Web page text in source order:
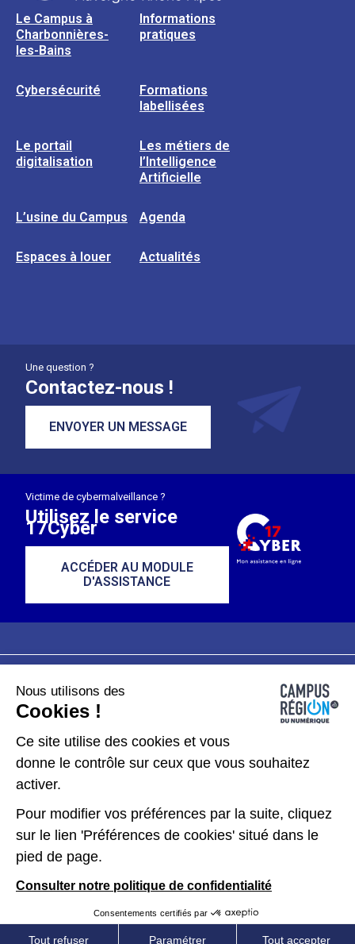
Le Campus à
Charbonnières-
les-Bains
Informations
pratiques
Cybersécurité
Formations
labellisées
Le portail
digitalisation
Les métiers de
l’Intelligence
Artificielle
L’usine du Campus Agenda
Espaces à louer Actualités
Une question ?
Contactez-nous !
ENVOYER UN MESSAGE
Victime de cybermalveillance ?
Utilisez le service
17Cyber
ACCÉDER AU MODULE
D'ASSISTANCE
Plan du site
Données personnelles
Gérer les cookies
Kit de communication
Accessibilité : partiellement conforme
Nous utilisons des
Cookies !
Ce site utilise des cookies et vous
donne le contrôle sur ceux que vous souhaitez
activer.
Pour modifier vos préférences par la suite, cliquez
sur le lien 'Préférences de cookies' situé dans le
pied de page.
Consulter notre politique de confidentialité
Consentements certifiés par
Tout refuser Paramétrer Tout accepter